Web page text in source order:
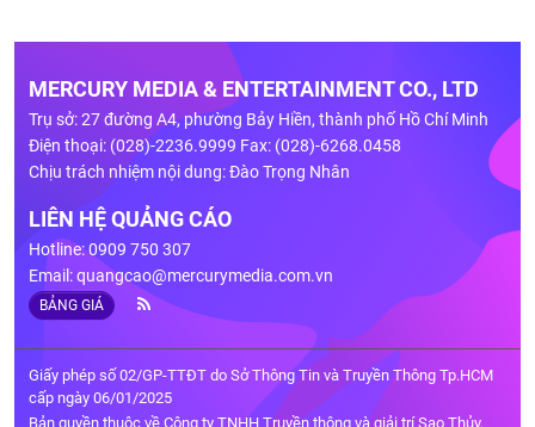
MERCURY MEDIA & ENTERTAINMENT CO., LTD
Trụ sở: 27 đường A4, phường Bảy Hiền, thành phố Hồ Chí Minh
Điện thoại: (028)-2236.9999 Fax: (028)-6268.0458
Chịu trách nhiệm nội dung: Đào Trọng Nhân
LIÊN HỆ QUẢNG CÁO
Hotline: 0909 750 307
Email:quangcao@mercurymedia.com.vn
BẢNG GIÁ
Giấy phép số 02/GP-TTĐT do Sở Thông Tin và Truyền Thông Tp.HCM
cấp ngày 06/01/2025
Bản quyền thuộc về Công ty TNHH Truyền thông và giải trí Sao Thủy.